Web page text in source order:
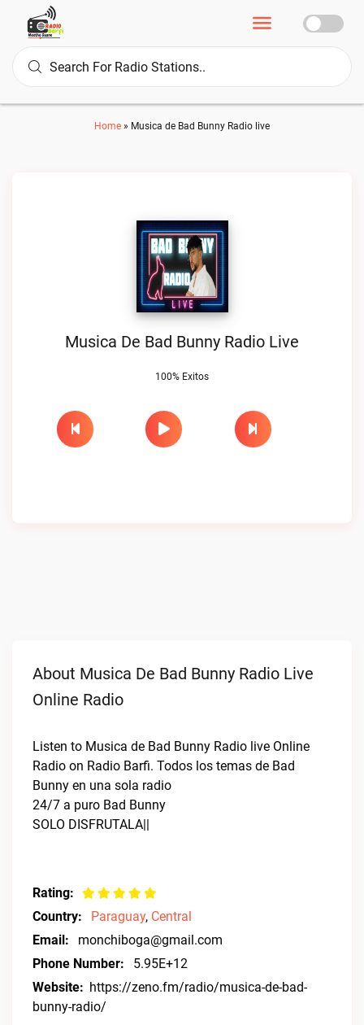
Home » Musica de Bad Bunny Radio live
Musica De Bad Bunny Radio Live
100% Exitos
About Musica De Bad Bunny Radio Live
Online Radio
Listen to Musica de Bad Bunny Radio live Online
Radio on Radio Barfi. Todos los temas de Bad
Bunny en una sola radio
24/7 a puro Bad Bunny
SOLO DISFRUTALA||
Rating:
Country:
Paraguay, Central
Email:
monchiboga@gmail.com
Phone Number:
5.95E+12
Website: https://zeno.fm/radio/musica-de-bad-
bunny-radio/